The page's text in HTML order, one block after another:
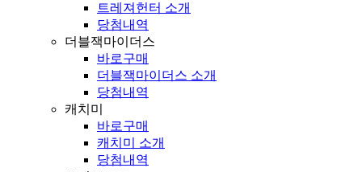
트레져헌터 소개
당첨내역
더블잭마이더스
바로구매
더블잭마이더스 소개
당첨내역
캐치미
바로구매
캐치미 소개
당첨내역